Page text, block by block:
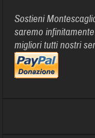
Sostieni
saremo
migliori tutti nostri